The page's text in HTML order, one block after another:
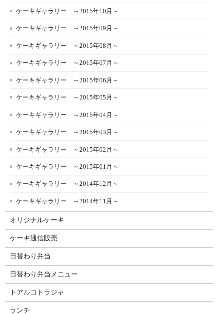
ケーキギャラリー ～2015年10月～
ケーキギャラリー ～2015年09月～
ケーキギャラリー ～2015年08月～
ケーキギャラリー ～2015年07月～
ケーキギャラリー ～2015年06月～
ケーキギャラリー ～2015年05月～
ケーキギャラリー ～2015年04月～
ケーキギャラリー ～2015年03月～
ケーキギャラリー ～2015年02月～
ケーキギャラリー ～2015年01月～
ケーキギャラリー ～2014年12月～
ケーキギャラリー ～2014年11月～
オリジナルケーキ
ケーキ通信販売
日替わり弁当
日替わり弁当メニュー
トアルコトラジャ
ランチ